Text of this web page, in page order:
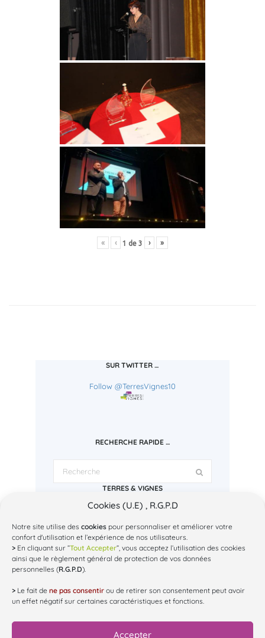
Cookies (U.E) , R.G.P.D
Notre site utilise des cookies pour personnaliser et améliorer votre
confort d'utilisation et l’expérience de nos utilisateurs.
> En cliquant sur ”Tout Accepter”, vous acceptez l’utilisation des cookies
ainsi que le règlement général de protection de vos données
personnelles (R.G.P.D).
> Le fait de ne pas consentir ou de retirer son consentement peut avoir
un effet négatif sur certaines caractéristiques et fonctions.
Accepter
« ‹ 1 de 3 › »
SUR TWITTER …
Follow @TerresVignes10
RECHERCHE RAPIDE …
TERRES & VIGNES
Espace Regley
Tél: 03.25.43.72.78
Mail: contact@terres-et-vignes.org
SUR INSTAGRAM...
Chargez plus de Posts